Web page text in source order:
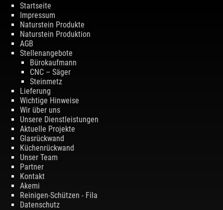
Startseite
Impressum
Naturstein Produkte
Naturstein Produktion
AGB
Stellenangebote
Bürokaufmann
CNC – Säger
Steinmetz
Lieferung
Wichtige Hinweise
Wir über uns
Unsere Dienstleistungen
Aktuelle Projekte
Glasrückwand
Küchenrückwand
Unser Team
Partner
Kontakt
Akemi
Reinigen-Schützen - Fila
Datenschutz